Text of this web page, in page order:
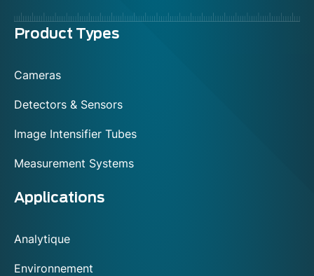
Menu
Product Types
Cameras
Detectors & Sensors
Image Intensifier Tubes
Measurement Systems
Applications
Analytique
Environnement